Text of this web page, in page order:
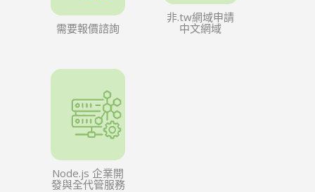
需要報價諮詢
非.tw網域申請
中文網域
Node.js 企業開
發與全代管服務